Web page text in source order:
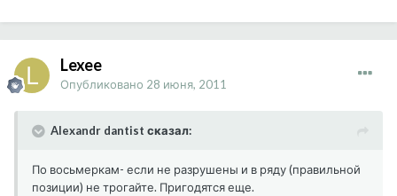
Lexee
Опубликовано 28 июня, 2011
Alexandr dantist сказал:
По восьмеркам- если не разрушены и в ряду (правильной
позиции) не трогайте. Пригодятся еще.